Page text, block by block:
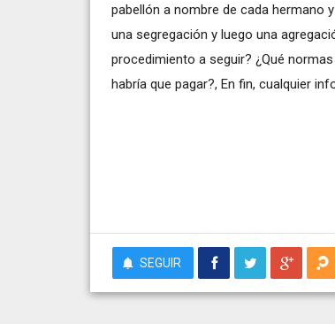
pabellón a nombre de cada hermano
una segregación y luego una
procedimiento a seguir? ¿Qué
habría que pagar?, En fin, cualquier
SEGUIR